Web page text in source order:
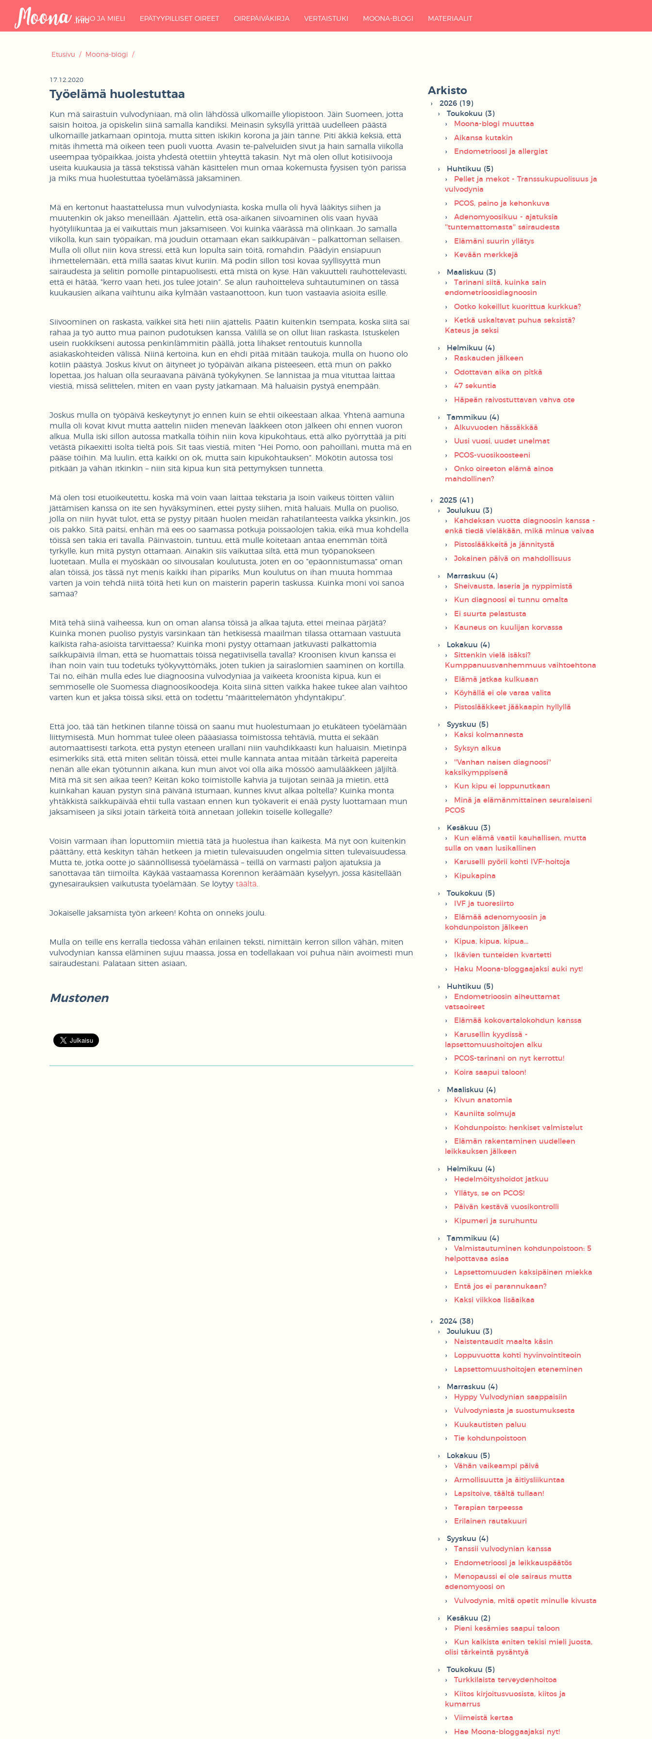
KEHO JA MIELI EPÄTYYPILLISET OIREET OIREPÄIVÄKIRJA VERTAISTUKI MOONA-BLOGI MATERIAALIT
Etusivu / Moona-blogi /
17.12.2020
Työelämä huolestuttaa
Kun mä sairastuin vulvodyniaan, mä olin lähdössä ulkomaille yliopistoon. Jäin Suomeen, jotta
saisin hoitoa, ja opiskelin siinä samalla kandiksi. Meinasin syksyllä yrittää uudelleen päästä
ulkomaille jatkamaan opintoja, mutta sitten iskikin korona ja jäin tänne. Piti äkkiä keksiä, että
mitäs ihmettä mä oikeen teen puoli vuotta. Avasin te-palveluiden sivut ja hain samalla viikolla
useempaa työpaikkaa, joista yhdestä otettiin yhteyttä takasin. Nyt mä olen ollut kotisiivooja
useita kuukausia ja tässä tekstissä vähän käsittelen mun omaa kokemusta fyysisen työn parissa
ja miks mua huolestuttaa työelämässä jaksaminen.
Mä en kertonut haastattelussa mun vulvodyniasta, koska mulla oli hyvä lääkitys siihen ja
muutenkin ok jakso meneillään. Ajattelin, että osa-aikanen siivoaminen olis vaan hyvää
hyötyliikuntaa ja ei vaikuttais mun jaksamiseen. Voi kuinka väärässä mä olinkaan. Jo samalla
viikolla, kun sain työpaikan, mä jouduin ottamaan ekan saikkupäivän – palkattoman sellaisen.
Mulla oli ollut niin kova stressi, että kun lopulta sain töitä, romahdin. Päädyin ensiapuun
ihmettelemään, että millä saatas kivut kuriin. Mä podin sillon tosi kovaa syyllisyyttä mun
sairaudesta ja selitin pomolle pintapuolisesti, että mistä on kyse. Hän vakuutteli rauhottelevasti,
että ei hätää, ”kerro vaan heti, jos tulee jotain”. Se alun rauhoitteleva suhtautuminen on tässä
kuukausien aikana vaihtunu aika kylmään vastaanottoon, kun tuon vastaavia asioita esille.
Siivoominen on raskasta, vaikkei sitä heti niin ajattelis. Päätin kuitenkin tsempata, koska siitä sai
rahaa ja työ autto mua painon pudotuksen kanssa. Välillä se on ollut liian raskasta. Istuskelen
usein ruokkikseni autossa penkinlämmitin päällä, jotta lihakset rentoutuis kunnolla
asiakaskohteiden välissä. Niinä kertoina, kun en ehdi pitää mitään taukoja, mulla on huono olo
kotiin päästyä. Joskus kivut on äityneet jo työpäivän aikana pisteeseen, että mun on pakko
lopettaa, jos haluan olla seuraavana päivänä työkykynen. Se lannistaa ja mua vituttaa laittaa
viestiä, missä selittelen, miten en vaan pysty jatkamaan. Mä haluaisin pystyä enempään.
Joskus mulla on työpäivä keskeytynyt jo ennen kuin se ehtii oikeestaan alkaa. Yhtenä aamuna
mulla oli kovat kivut mutta aattelin niiden menevän lääkkeen oton jälkeen ohi ennen vuoron
alkua. Mulla iski sillon autossa matkalla töihin niin kova kipukohtaus, että alko pyörryttää ja piti
vetästä pikaexitti isolta tieltä pois. Sit taas viestiä, miten ”Hei Pomo, oon pahoillani, mutta mä en
pääse töihin. Mä luulin, että kaikki on ok, mutta sain kipukohtauksen”. Mökötin autossa tosi
pitkään ja vähän itkinkin – niin sitä kipua kun sitä pettymyksen tunnetta.
Mä olen tosi etuoikeutettu, koska mä voin vaan laittaa tekstaria ja isoin vaikeus töitten väliin
jättämisen kanssa on ite sen hyväksyminen, ettei pysty siihen, mitä haluais. Mulla on puoliso,
jolla on niin hyvät tulot, että se pystyy pitään huolen meidän rahatilanteesta vaikka yksinkin, jos
ois pakko. Sitä paitsi, enhän mä ees oo saamassa potkuja poissaolojen takia, eikä mua kohdella
töissä sen takia eri tavalla. Päinvastoin, tuntuu, että mulle koitetaan antaa enemmän töitä
tyrkylle, kun mitä pystyn ottamaan. Ainakin siis vaikuttaa siltä, että mun työpanokseen
luotetaan. Mulla ei myöskään oo siivousalan koulutusta, joten en oo ”epäonnistumassa” oman
alan töissä, jos tässä nyt menis kaikki ihan pipariks. Mun koulutus on ihan muuta hommaa
varten ja voin tehdä niitä töitä heti kun on maisterin paperin taskussa. Kuinka moni voi sanoa
samaa?
Mitä tehä siinä vaiheessa, kun on oman alansa töissä ja alkaa tajuta, ettei meinaa pärjätä?
Kuinka monen puoliso pystyis varsinkaan tän hetkisessä maailman tilassa ottamaan vastuuta
kaikista raha-asioista tarvittaessa? Kuinka moni pystyy ottamaan jatkuvasti palkattomia
saikkupäiviä ilman, että se huomattais töissä negatiivisella tavalla? Kroonisen kivun kanssa ei
ihan noin vain tuu todetuks työkyvyttömäks, joten tukien ja sairaslomien saaminen on kortilla.
Tai no, eihän mulla edes lue diagnoosina vulvodyniaa ja vaikeeta kroonista kipua, kun ei
semmoselle ole Suomessa diagnoosikoodeja. Koita siinä sitten vaikka hakee tukee alan vaihtoo
varten kun et jaksa töissä siksi, että on todettu ”määrittelemätön yhdyntäkipu”.
Että joo, tää tän hetkinen tilanne töissä on saanu mut huolestumaan jo etukäteen työelämään
liittymisestä. Mun hommat tulee oleen pääasiassa toimistossa tehtäviä, mutta ei sekään
automaattisesti tarkota, että pystyn eteneen urallani niin vauhdikkaasti kun haluaisin. Mietinpä
esimerkiks sitä, että miten selitän töissä, ettei mulle kannata antaa mitään tärkeitä papereita
nenän alle ekan työtunnin aikana, kun mun aivot voi olla aika mössöö aamulääkkeen jäljiltä.
Mitä mä sit sen aikaa teen? Keitän koko toimistolle kahvia ja tuijotan seinää ja mietin, että
kuinkahan kauan pystyn sinä päivänä istumaan, kunnes kivut alkaa poltella? Kuinka monta
yhtäkkistä saikkupäivää ehtii tulla vastaan ennen kun työkaverit ei enää pysty luottamaan mun
jaksamiseen ja siksi jotain tärkeitä töitä annetaan jollekin toiselle kollegalle?
Voisin varmaan ihan loputtomiin miettiä tätä ja huolestua ihan kaikesta. Mä nyt oon kuitenkin
päättäny, että keskityn tähän hetkeen ja mietin tulevaisuuden ongelmia sitten tulevaisuudessa.
Mutta te, jotka ootte jo säännöllisessä työelämässä – teillä on varmasti paljon ajatuksia ja
sanottavaa tän tiimoilta. Käykää vastaamassa Korennon keräämään kyselyyn, jossa käsitellään
gynesairauksien vaikutusta työelämään. Se löytyy täältä
Jokaiselle jaksamista työn arkeen! Kohta on onneks joulu.
Mulla on teille ens kerralla tiedossa vähän erilainen teksti, nimittäin kerron sillon vähän, miten
vulvodynian kanssa eläminen sujuu maassa, jossa en todellakaan voi puhua näin avoimesti mun
sairaudestani. Palataan sitten asiaan,
Mustonen
Arkisto
2026 (19)
Toukokuu (3)
Moona-blogi muuttaa
Aikansa kutakin
Endometrioosi ja allergiat
Huhtikuu (5)
Pellet ja mekot - Transsukupuolisuus ja
vulvodynia
PCOS, paino ja kehonkuva
Adenomyoosikuu - ajatuksia
''tuntemattomasta'' sairaudesta
Elämäni suurin yllätys
Kevään merkkejä
Maaliskuu (3)
Tarinani siitä, kuinka sain
endometrioosidiagnoosin
Ootko kokeillut kuorittua kurkkua?
Ketkä uskaltavat puhua seksistä?
Kateus ja seksi
Helmikuu (4)
Raskauden jälkeen
Odottavan aika on pitkä
47 sekuntia
Häpeän raivostuttavan vahva ote
Tammikuu (4)
Alkuvuoden hässäkkää
Uusi vuosi, uudet unelmat
PCOS-vuosikoosteeni
Onko oireeton elämä ainoa
mahdollinen?
2025 (41)
Joulukuu (3)
Kahdeksan vuotta diagnoosin kanssa -
enkä tiedä vieläkään, mikä minua vaivaa
Pistoslääkkeitä ja jännitystä
Jokainen päivä on mahdollisuus
Marraskuu (4)
Sheivausta, laseria ja nyppimistä
Kun diagnoosi ei tunnu omalta
Ei suurta pelastusta
Kauneus on kuulijan korvassa
Lokakuu (4)
Sittenkin vielä isäksi?
Kumppanuusvanhemmuus vaihtoehtona
Elämä jatkaa kulkuaan
Köyhällä ei ole varaa valita
Pistoslääkkeet jääkaapin hyllyllä
Syyskuu (5)
Kaksi kolmannesta
Syksyn alkua
''Vanhan naisen diagnoosi''
kaksikymppisenä
Kun kipu ei loppunutkaan
Minä ja elämänmittainen seuralaiseni
PCOS
Kesäkuu (3)
Kun elämä vaatii kauhallisen, mutta
sulla on vaan lusikallinen
Karuselli pyörii kohti IVF-hoitoja
Kipukapina
Toukokuu (5)
IVF ja tuoresiirto
Elämää adenomyoosin ja
kohdunpoiston jälkeen
Kipua, kipua, kipua...
Ikävien tunteiden kvartetti
Haku Moona-bloggaajaksi auki nyt!
Huhtikuu (5)
Endometrioosin aiheuttamat
vatsaoireet
Elämää kokovartalokohdun kanssa
Karusellin kyydissä -
lapsettomuushoitojen alku
PCOS-tarinani on nyt kerrottu!
Koira saapui taloon!
Maaliskuu (4)
Kivun anatomia
Kauniita solmuja
Kohdunpoisto: henkiset valmistelut
Elämän rakentaminen uudelleen
leikkauksen jälkeen
Helmikuu (4)
Hedelmöityshoidot jatkuu
Yllätys, se on PCOS!
Päivän kestävä vuosikontrolli
Kipumeri ja suruhuntu
Tammikuu (4)
Valmistautuminen kohdunpoistoon: 5
helpottavaa asiaa
Lapsettomuuden kaksipäinen miekka
Entä jos ei parannukaan?
Kaksi viikkoa lisäaikaa
2024 (38)
Joulukuu (3)
Naistentaudit maalta käsin
Loppuvuotta kohti hyvinvointiteoin
Lapsettomuushoitojen eteneminen
Marraskuu (4)
Hyppy Vulvodynian saappaisiin
Vulvodyniasta ja suostumuksesta
Kuukautisten paluu
Tie kohdunpoistoon
Lokakuu (5)
Vähän vaikeampi päivä
Armollisuutta ja äitiysliikuntaa
Lapsitoive, täältä tullaan!
Terapian tarpeessa
Erilainen rautakuuri
Syyskuu (4)
Tanssii vulvodynian kanssa
Endometrioosi ja leikkauspäätös
Menopaussi ei ole sairaus mutta
adenomyoosi on
Vulvodynia, mitä opetit minulle kivusta
Kesäkuu (2)
Pieni kesämies saapui taloon
Kun kaikista eniten tekisi mieli juosta,
olisi tärkeintä pysähtyä
Toukokuu (5)
Turkkilaista terveydenhoitoa
Kiitos kirjoitusvuosista, kiitos ja
kumarrus
Viimeistä kertaa
Hae Moona-bloggaajaksi nyt!